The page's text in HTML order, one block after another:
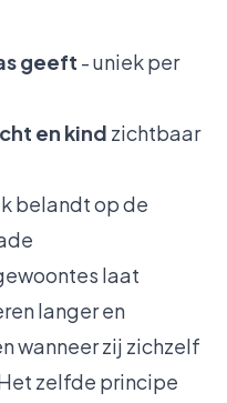
geeft - uniek per
en kind zichtbaar
belandt op de
laat
langer en
wanneer zij zichzelf
zelfde principe